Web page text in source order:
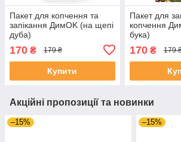
Пакет для копчення та
запікання ДимOK (на щепі
дуба)
170 ₴ 179 ₴
Купити
Пакет для
копчення
бука)
170₴ 179
Акційні пропозиції та новинки
–15% –15%